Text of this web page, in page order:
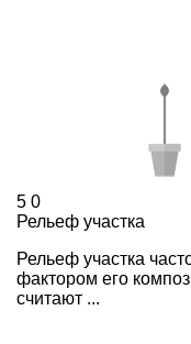
5 0
Рельеф участка
Рельеф участка
фактором его
считают ...